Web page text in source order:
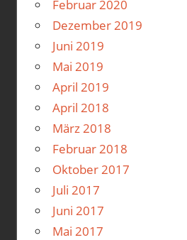
Februar 2020
Dezember 2019
Juni 2019
Mai 2019
April 2019
April 2018
März 2018
Februar 2018
Oktober 2017
Juli 2017
Juni 2017
Mai 2017